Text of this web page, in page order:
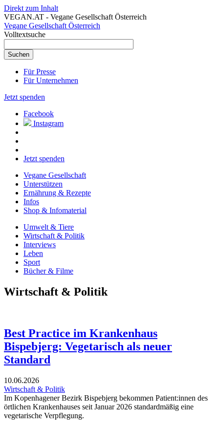
Direkt zum Inhalt
VEGAN.AT - Vegane Gesellschaft Österreich
Vegane Gesellschaft Österreich
Volltextsuche
Für Presse
Für Unternehmen
Jetzt spenden
Facebook
Instagram
Jetzt spenden
Vegane Gesellschaft
Unterstützen
Ernährung & Rezepte
Infos
Shop & Infomaterial
Umwelt & Tiere
Wirtschaft & Politik
Interviews
Leben
Sport
Bücher & Filme
Wirtschaft & Politik
Best Practice im Krankenhaus
Bispebjerg: Vegetarisch als neuer
Standard
10.06.2026
Wirtschaft & Politik
Im Kopenhagener Bezirk Bispebjerg bekommen Patient:innen des
örtlichen Krankenhauses seit Januar 2026 standardmäßig eine
vegetarische Verpflegung.